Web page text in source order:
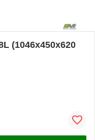
(1046х450х620